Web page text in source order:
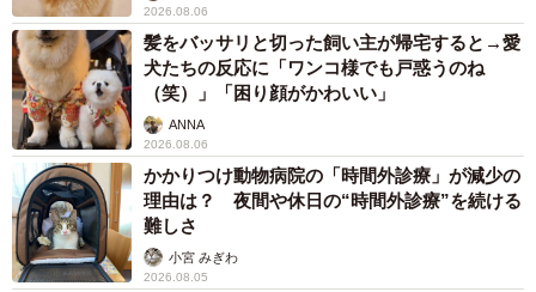
2026.08.06
髪をバッサリと切った飼い主が帰宅すると→愛
犬たちの反応に「ワンコ様でも戸惑うのね
（笑）」「困り顔がかわいい」
ANNA
2026.08.06
かかりつけ動物病院の「時間外診療」が減少の
理由は？ 夜間や休日の“時間外診療”を続ける
難しさ
小宮 みぎわ
2026.08.05